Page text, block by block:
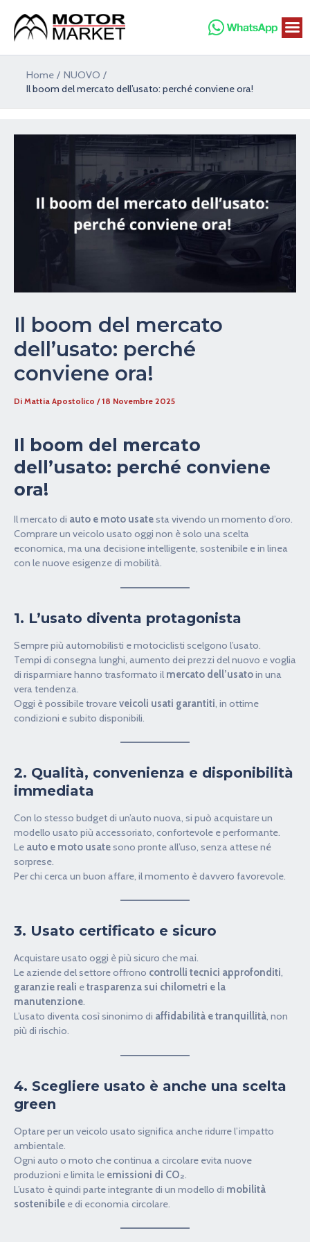
contenuto
Home
NUOVO
Il boom del mercato dell’usato: perché conviene ora!
Il boom del mercato
dell’usato: perché
conviene ora!
Di Mattia Apostolico / 18 Novembre 2025
Il boom del mercato
dell’usato: perché conviene
ora!
Il mercato di auto e moto usatesta vivendo un momento d’oro.
Comprare un veicolo usato oggi non è solo una scelta
economica, ma una decisione intelligente, sostenibile e in linea
con le nuove esigenze di mobilità.
1. L’usato diventa protagonista
Sempre più automobilisti e motociclisti scelgono l’usato.
Tempi di consegna lunghi, aumento dei prezzi del nuovo e voglia
di risparmiare hanno trasformato il mercato dell’usatoin una
vera tendenza.
Oggi è possibile trovareveicoli usati garantiti, in ottime
condizioni e subito disponibili.
2. Qualità, convenienza e disponibilità
immediata
Con lo stesso budget di un’auto nuova, si può acquistare un
modello usato più accessoriato, confortevole e performante.
Le auto e moto usatesono pronte all’uso, senza attese né
sorprese.
Per chi cerca un buon affare, il momento è davvero favorevole.
3. Usato certificato e sicuro
Acquistare usato oggi è più sicuro che mai.
Le aziende del settore offrono controlli tecnici approfonditi,
garanzie reali etrasparenza sui chilometri e la
manutenzione.
L’usato diventa così sinonimo di affidabilità e tranquillità, non
più di rischio.
4. Scegliere usato è anche una scelta
green
Optare per un veicolo usato significa anche ridurre l’impatto
ambientale.
Ogni auto o moto che continua a circolare evita nuove
produzioni e limita le emissioni di CO₂.
L’usato è quindi parte integrante di un modello di mobilità
sostenibile e di economia circolare.
articoli